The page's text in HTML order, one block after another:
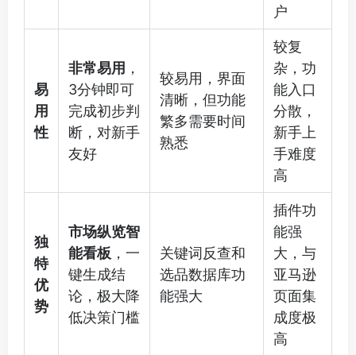
户
易
用
性
非常易用 ，
3分钟即可
完成初步判
断，对新手
友好
较易用，界面
清晰，但功能
繁多需要时间
熟悉
较复
杂，功
能入口
分散，
新手上
手难度
高
独
特
优
势
市场纵览智
能看板 ，一
键生成结
论，极大降
低决策门槛
关键词反查和
选品数据库功
能强大
插件功
能强
大，与
亚马逊
页面集
成度极
高